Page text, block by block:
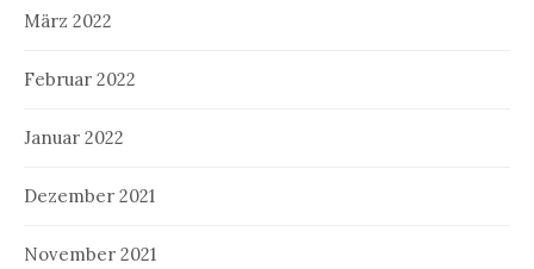
März 2022
Februar 2022
Januar 2022
Dezember 2021
November 2021